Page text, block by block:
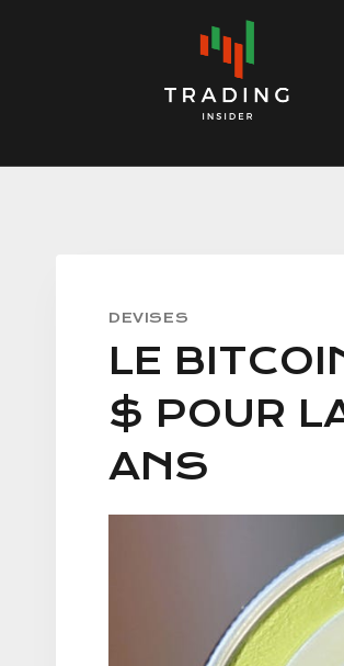
DEVISES
LE
$ POUR
ANS